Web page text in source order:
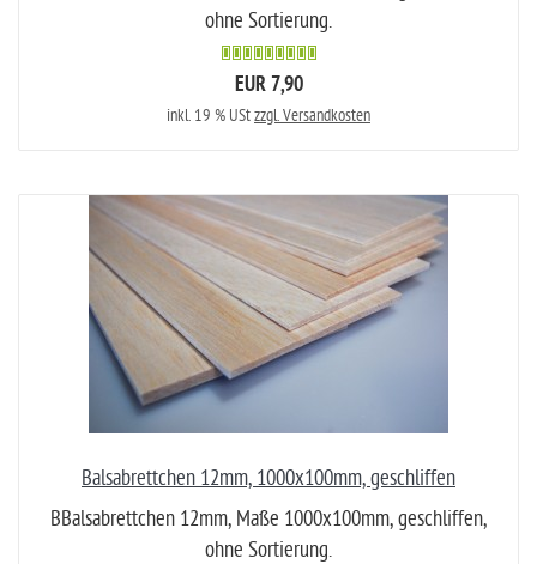
ohne Sortierung.
EUR 7,90
inkl. 19 % UStzzgl. Versandkosten
Balsabrettchen 12mm, 1000x100mm, geschliffen
BBalsabrettchen 12mm, Maße 1000x100mm, geschliffen,
ohne Sortierung.